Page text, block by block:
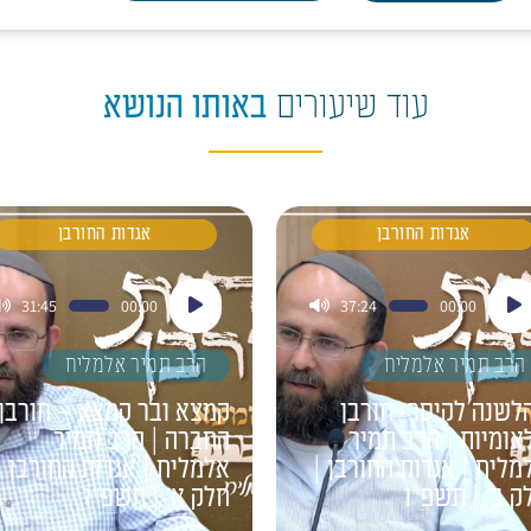
עוד שיעורים באותו הנושא
אגדות החורבן
00:00
37:24
הרב תמיר אלמליח
לקיסר- חורבן
| הרב תמיר
| אגדות החורבן |
ב' | תשפ"ו
אגדות החורבן
נגן
אודיו
00:00
31:45
הרב תמיר אלמליח
קמצא ובר קמצא –
החברה | הרב תמיר
אלמליח | אגדות
חלק א' | תשפ"ו